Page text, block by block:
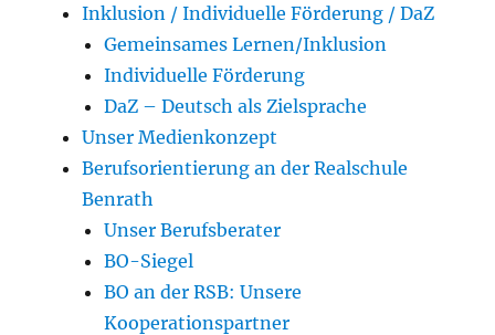
Inklusion / Individuelle Förderung / DaZ
Gemeinsames Lernen/Inklusion
Individuelle Förderung
DaZ – Deutsch als Zielsprache
Unser Medienkonzept
Berufsorientierung an der Realschule
Benrath
Unser Berufsberater
BO-Siegel
BO an der RSB: Unsere
Kooperationspartner